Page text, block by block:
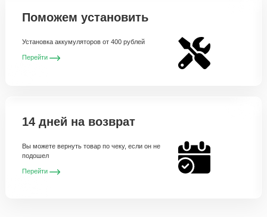
Поможем установить
Установка аккумуляторов от 400 рублей
Перейти
14 дней на возврат
Вы можете вернуть товар по чеку, если он не
подошел
Перейти